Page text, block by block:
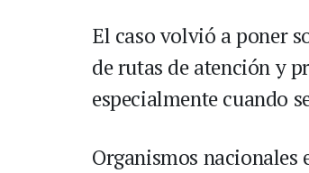
El caso volvió a poner
de rutas de atención y
especialmente cuando
Organismos nacionales